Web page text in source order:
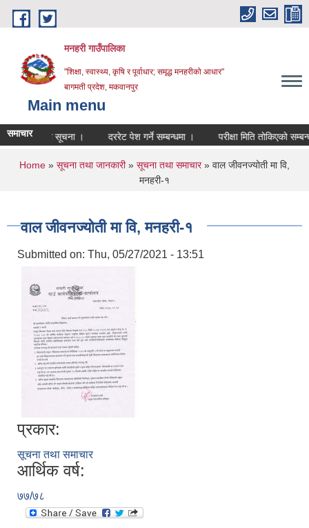
Skip to main content
मनहरी गाउँपालिका
"शिक्षा, स्वास्थ्य, कृषि र पूर्वाधार; समृद्ध मनहरीको आधार"
बागमती प्रदेश, मकवानपुर
Main menu
समाचार
सम्बन्धी सूचना । दररेट पेश गर्ने सम्बन्धमा । परीक्षा मिति तोकिएको सम्बन्धी
You are here
Home » सूचना तथा जानकारी» सूचना तथा समाचार» वाल जीवनज्योती मा वि,
मनहरी-१
वाल जीवनज्योती मा वि, मनहरी-१
Submitted on: Thu, 05/27/2021 - 13:51
प्रकार:
सूचना तथा समाचार
आर्थिक वर्ष:
७७/७८